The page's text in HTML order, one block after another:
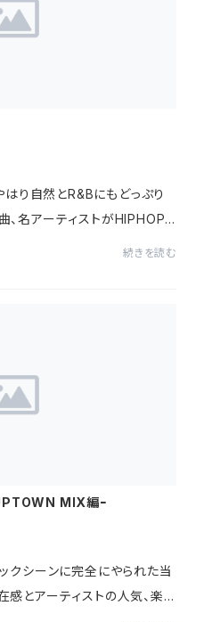
り自然とR&Bにもどっぷり
、名アーティストがHIPHOP
続きを読む
MIX編ｰ
クシーンに完全にやられた当
とアーティストの人気、楽